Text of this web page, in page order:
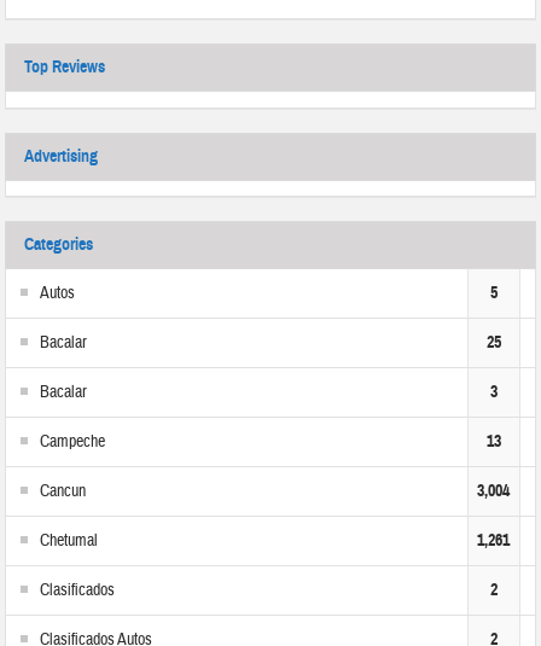
Top Reviews
Advertising
Categories
Autos 5
Bacalar 25
Bacalar 3
Campeche 13
Cancun 3,004
Chetumal 1,261
Clasificados 2
Clasificados Autos 2